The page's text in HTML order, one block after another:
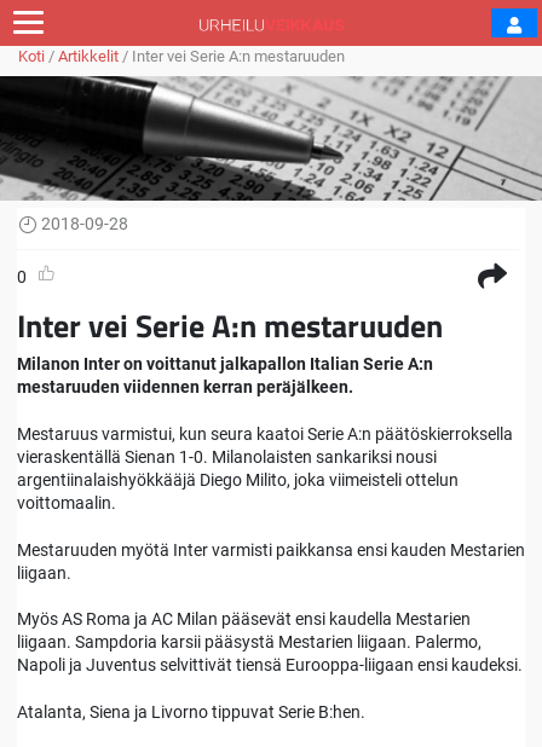
Koti / Artikkelit / Inter vei Serie A:n mestaruuden
2018-09-28
0
Inter vei Serie A:n mestaruuden
Milanon Inter on voittanut jalkapallon Italian Serie A:n
mestaruuden viidennen kerran peräjälkeen.
Mestaruus varmistui, kun seura kaatoi Serie A:n päätöskierroksella
vieraskentällä Sienan 1-0. Milanolaisten sankariksi nousi
argentiinalaishyökkääjä Diego Milito, joka viimeisteli ottelun
voittomaalin.
Mestaruuden myötä Inter varmisti paikkansa ensi kauden Mestarien
liigaan.
Myös AS Roma ja AC Milan pääsevät ensi kaudella Mestarien
liigaan. Sampdoria karsii pääsystä Mestarien liigaan. Palermo,
Napoli ja Juventus selvittivät tiensä Eurooppa-liigaan ensi kaudeksi.
Atalanta, Siena ja Livorno tippuvat Serie B:hen.